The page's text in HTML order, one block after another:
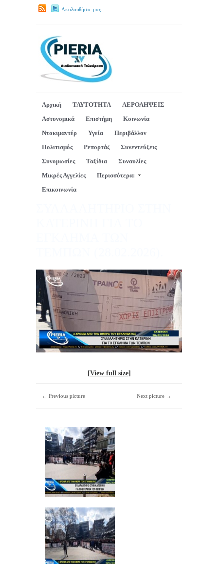
Ακολουθήστε μας.
Αρχική ΤΑΥΤΟΤΗΤΑ
ΑΕΡΟΛΗΨΕΙΣ
Αστυνομικά
Επιστήμη
Κοινωνία
Ντοκιμαντέρ
Υγεία
Περιβάλλον
Πολιτισμός
Ρεπορτάζ
Συνεντεύξεις
Συνομωσίες
Ταξίδια
Συναυλίες
Μικρές Αγγελίες
Περισσότερα:
Επικοινωνία
[View full size]
← Previous picture Next picture →